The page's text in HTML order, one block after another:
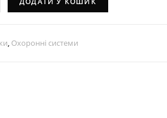
, Охоронні системи